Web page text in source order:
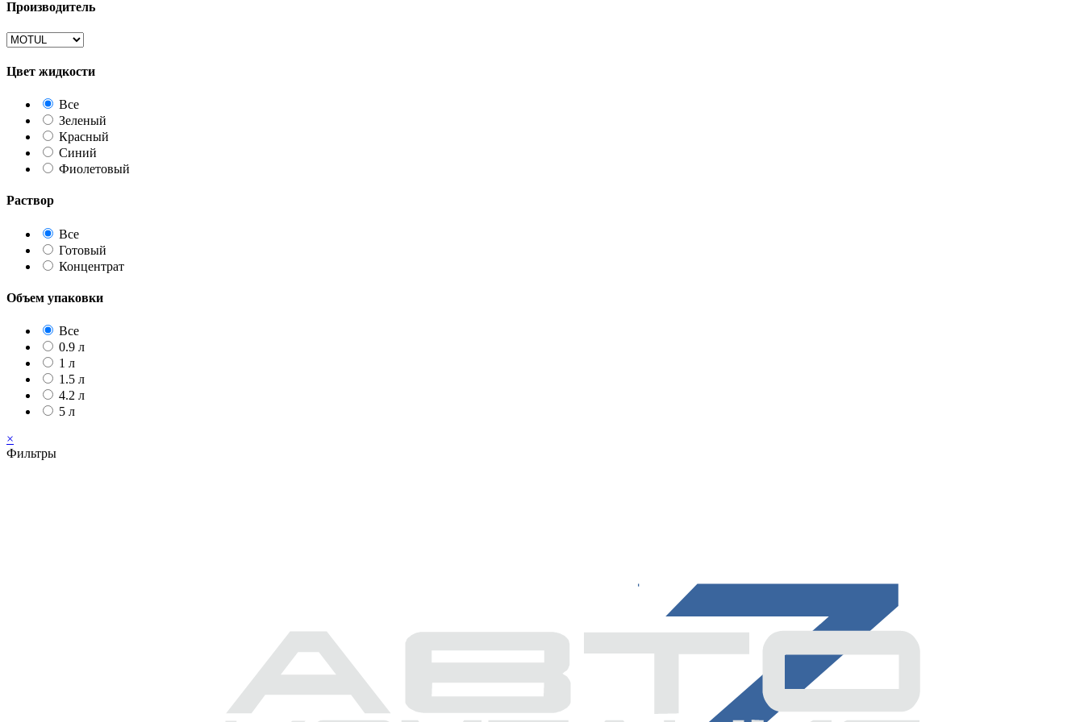
Производитель
Цвет жидкости
Все
Зеленый
Красный
Синий
Фиолетовый
Раствор
Все
Готовый
Концентрат
Объем упаковки
Все
0.9 л
1 л
1.5 л
4.2 л
5 л
×
Фильтры